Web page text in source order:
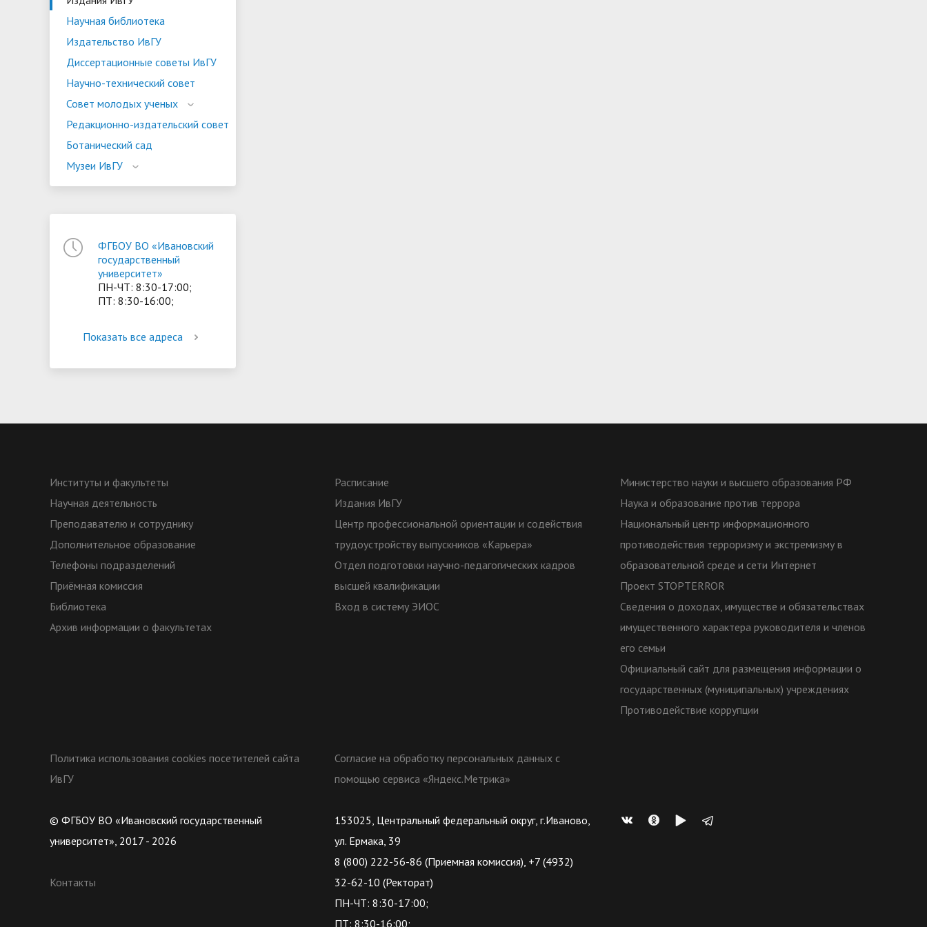
Научная библиотека
Издательство ИвГУ
Диссертационные советы ИвГУ
Научно-технический совет
Совет молодых ученых
Редакционно-издательский совет
Ботанический сад
Музеи ИвГУ
ФГБОУ ВО «Ивановский
государственный
университет»
ПН-ЧТ: 8:30-17:00;
ПТ: 8:30-16:00;
Показать все адреса
Институты и факультеты
Научная деятельность
Преподавателю и сотруднику
Дополнительное образование
Телефоны подразделений
Приёмная комиссия
Библиотека
Архив информации о факультетах
Расписание
Издания ИвГУ
Центр профессиональной ориентации и содействия
трудоустройству выпускников «Карьера»
Отдел подготовки научно-педагогических кадров
высшей квалификации
Вход в систему ЭИОС
Министерство науки и высшего образования РФ
Наука и образование против террора
Национальный центр информационного
противодействия терроризму и экстремизму в
образовательной среде и сети Интернет
Проект STOPTERROR
Сведения о доходах, имуществе и обязательствах
имущественного характера руководителя и членов
его семьи
Официальный сайт для размещения информации о
государственных (муниципальных) учреждениях
Противодействие коррупции
Политика использования cookies посетителей сайта
ИвГУ
Согласие на обработку персональных данных с
помощью сервиса «Яндекс.Метрика»
© ФГБОУ ВО «Ивановский государственный
университет», 2017 - 2026
Контакты
153025, Центральный федеральный округ, г.Иваново,
ул. Ермака, 39
8 (800) 222-56-86 (Приемная комиссия), +7 (4932)
32-62-10 (Ректорат)
ПН-ЧТ: 8:30-17:00;
ПТ: 8:30-16:00;